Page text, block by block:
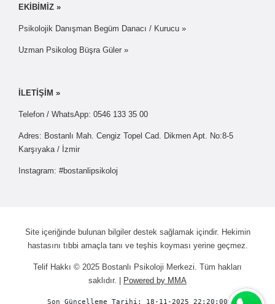
EKİBİMİZ »
Psikolojik Danışman Begüm Danacı / Kurucu »
Uzman Psikolog Büşra Güler »
İLETİŞİM »
Telefon / WhatsApp: 0546 133 35 00
Adres: Bostanlı Mah. Cengiz Topel Cad. Dikmen Apt. No:8-5
Karşıyaka / İzmir
Instagram: #bostanlipsikoloj
Site içeriğinde bulunan bilgiler destek sağlamak içindir. Hekimin
hastasını tıbbi amaçla tanı ve teşhis koyması yerine geçmez.
Telif Hakkı © 2025 Bostanlı Psikoloji Merkezi. Tüm hakları
saklıdır. |
Powered by MMA
Son Güncelleme Tarihi: 18-11-2025 22:20:00